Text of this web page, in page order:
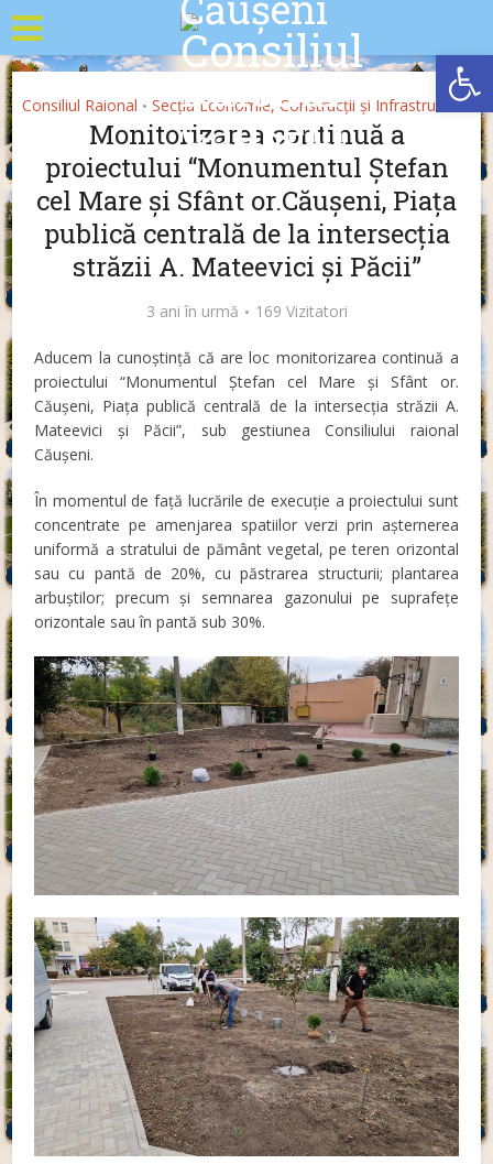
Consiliul Raional • Secția Economie, Construcții și Infrastructură
Monitorizarea continuă a
proiectului “Monumentul Ștefan
cel Mare și Sfânt or.Căușeni, Piața
publică centrală de la intersecția
străzii A. Mateevici și Păcii”
3 ani în urmă 169 Vizitatori
Aducem la cunoștință că are loc monitorizarea continuă a
proiectului “Monumentul Ștefan cel Mare și Sfânt or.
Căușeni, Piața publică centrală de la intersecția străzii A.
Mateevici și Păcii”, sub gestiunea Consiliului raional
Căușeni.
În momentul de față lucrările de execuție a proiectului sunt
concentrate pe amenjarea spatiilor verzi prin așternerea
uniformă a stratului de pământ vegetal, pe teren orizontal
sau cu pantă de 20%, cu păstrarea structurii; plantarea
arbuștilor; precum și semnarea gazonului pe suprafețe
orizontale sau în pantă sub 30%.